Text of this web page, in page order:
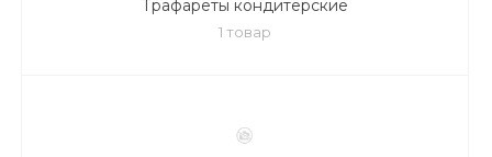
Трафареты кондитерские
1 товар